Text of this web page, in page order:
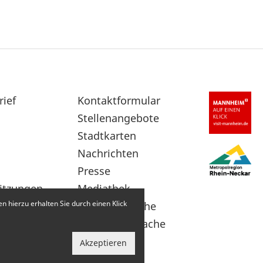
Sekundärnavigation
im
Fußbereich
Kontaktformular
Stellenangebote
Stadtkarten
Nachrichten
Presse
Mediathek
Leichte Sprache
Gebärdensprache
hierzu erhalten Sie durch einen Klick
Akzeptieren